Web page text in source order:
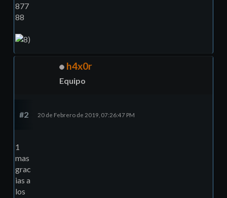
877
88
h4x0r
Equipo
#2 20 de Febrero de 2019, 07:26:47 PM
1
mas
grac
ias a
los